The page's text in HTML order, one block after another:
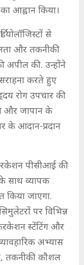
आह्वान किया।
से
और तकनीकी
अपील की. उन्होंने
करते हुए
रोग उपचार की
और जापान के
के आदान-प्रदान
पीसीआई की
के साथ व्यापक
जाएगा.
पर विभिन्न
स्टेंटिंग और
अभ्यास
तकनीकी कौशल